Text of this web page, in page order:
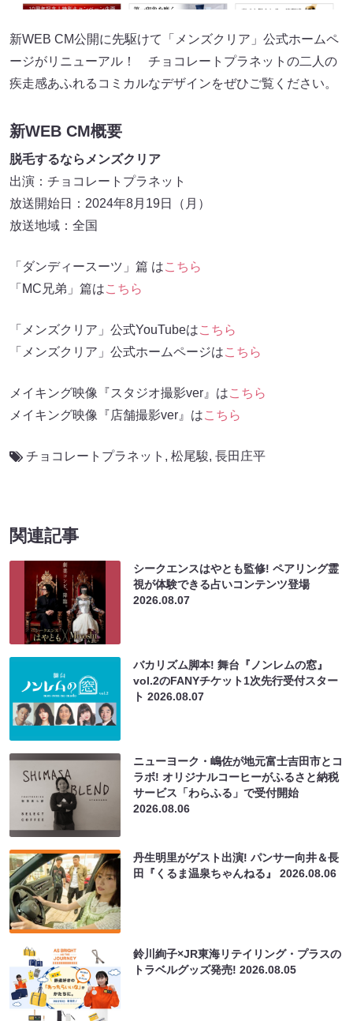
新WEB CM公開に先駆けて「メンズクリア」公式ホームペ
ージがリニューアル！ チョコレートプラネットの二人の
疾走感あふれるコミカルなデザインをぜひご覧ください。
新WEB CM概要
脱毛するならメンズクリア
出演：チョコレートプラネット
放送開始日：2024年8月19日（月）
放送地域：全国
「ダンディースーツ」篇 はこちら
「MC兄弟」篇はこちら
「メンズクリア」公式YouTubeはこちら
「メンズクリア」公式ホームページはこちら
メイキング映像『スタジオ撮影ver』はこちら
メイキング映像『店舗撮影ver』はこちら
チョコレートプラネット , 松尾駿, 長田庄平
関連記事
シークエンスはやとも監修! ペアリング霊
視が体験できる占いコンテンツ登場
2026.08.07
バカリズム脚本! 舞台『ノンレムの窓』
vol.2のFANYチケット1次先行受付スター
ト2026.08.07
ニューヨーク・嶋佐が地元富士吉田市とコ
ラボ! オリジナルコーヒーがふるさと納税
サービス「わらふる」で受付開始
2026.08.06
丹生明里がゲスト出演! パンサー向井＆長
田『くるま温泉ちゃんねる』2026.08.06
鈴川絢子×JR東海リテイリング・プラスの
トラベルグッズ発売!2026.08.05